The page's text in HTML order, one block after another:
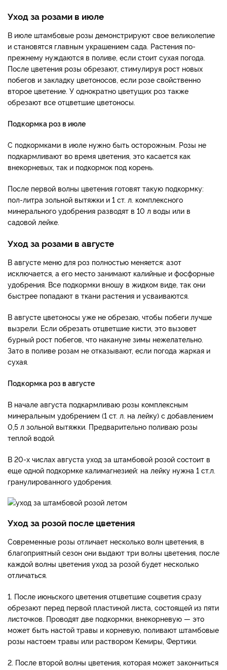
Уход за розами в июле
В июле штамбовые розы демонстрируют свое великолепие
и становятся главным украшением сада. Растения по-
прежнему нуждаются в поливе, если стоит сухая погода.
После цветения розы обрезают, стимулируя рост новых
побегов и закладку цветоносов, если розе свойственно
второе цветение. У однократно цветущих роз также
обрезают все отцветшие цветоносы.
Подкормка роз в июле
С подкормками в июле нужно быть осторожным. Розы не
подкармливают во время цветения, это касается как
внекорневых, так и подкормок под корень.
После первой волны цветения готовят такую подкормку:
пол-литра зольной вытяжки и 1 ст. л. комплексного
минерального удобрения разводят в 10 л воды или в
садовой лейке.
Уход за розами в августе
В августе меню для роз полностью меняется: азот
исключается, а его место занимают калийные и фосфорные
удобрения. Все подкормки вношу в жидком виде, так они
быстрее попадают в ткани растения и усваиваются.
В августе цветоносы уже не обрезаю, чтобы побеги лучше
вызрели. Если обрезать отцветшие кисти, это вызовет
бурный рост побегов, что накануне зимы нежелательно.
Зато в поливе розам не отказывают, если погода жаркая и
сухая.
Подкормка роз в августе
В начале августа подкармливаю розы комплексным
минеральным удобрением (1 ст. л. на лейку) с добавлением
0,5 л зольной вытяжки. Предварительно поливаю розы
теплой водой.
В 20-х числах августа уход за штамбовой розой состоит в
еще одной подкормке калимагнезией: на лейку нужна 1 ст.л.
гранулированного удобрения.
Уход за розой после цветения
Современные розы отличает несколько волн цветения, в
благоприятный сезон они выдают три волны цветения, после
каждой волны цветения уход за розой будет несколько
отличаться.
1. После июньского цветения отцветшие соцветия сразу
обрезают перед первой пластиной листа, состоящей из пяти
листочков. Проводят две подкормки, внекорневую — это
может быть настой травы и корневую, поливают штамбовые
розы настоем травы или раствором Кемиры, Фертики.
2. После второй волны цветения, которая может закончиться